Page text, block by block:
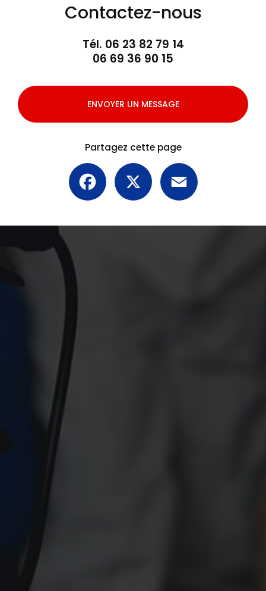
Contactez-nous
Tél. 06 23 82 79 14
06 69 36 90 15
ENVOYER UN MESSAGE
Partagez cette page
Facebook